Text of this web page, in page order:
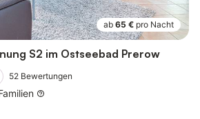
ab 65 € pro Nacht
S2 im Ostseebad Prerow
52 Bewertungen